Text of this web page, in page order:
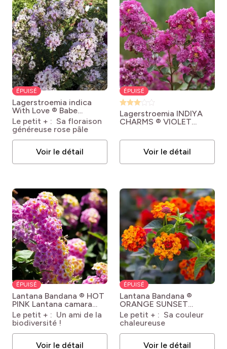
ÉPUISÉ
Lagerstroemia indica
With Love ® Babe
Lagerstroemia indica
With Love Babe
('Milaperl'PBR)
Le petit + : Sa floraison
généreuse rose pâle
Voir le détail
ÉPUISÉ
Lagerstroemia INDIYA
CHARMS ® VIOLET
des Indes violet
Violet d'Ete® indyvio
Voir le détail
ÉPUISÉ
Lantana Bandana ® HOT
PINK Lantana camara
'Bant Hotpin' Bandana®
Hot Pink
Le petit + : Un ami de la
biodiversité !
Voir le détail
ÉPUISÉ
Lantana Bandana ®
ORANGE SUNSET
Lantana camara 'Bante
Oransun' Bandana
Orange Sunset
Le petit + : Sa couleur
chaleureuse
Voir le détail